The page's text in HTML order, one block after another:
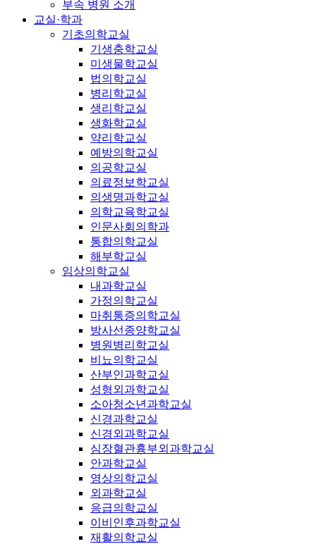
부속 병원 소개
교실·학과
기초의학교실
기생충학교실
미생물학교실
법의학교실
병리학교실
생리학교실
생화학교실
약리학교실
예방의학교실
의공학교실
의료정보학교실
의생명과학교실
의학교육학교실
인문사회의학과
통합의학교실
해부학교실
임상의학교실
내과학교실
가정의학교실
마취통증의학교실
방사선종양학교실
병원병리학교실
비뇨의학교실
산부인과학교실
성형외과학교실
소아청소년과학교실
신경과학교실
신경외과학교실
심장혈관흉부외과학교실
안과학교실
영상의학교실
외과학교실
응급의학교실
이비인후과학교실
재활의학교실